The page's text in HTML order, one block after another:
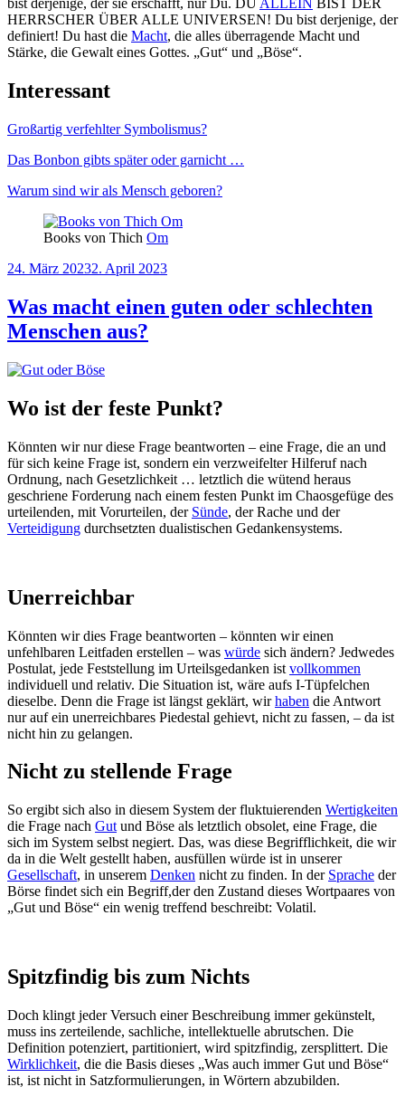
bist derjenige, der sie erschafft, nur Du. DU ALLEIN BIST DER
HERRSCHER ÜBER ALLE UNIVERSEN! Du bist derjenige, der
definiert! Du hast die Macht, die alles überragende Macht und
Stärke, die Gewalt eines Gottes. „Gut“ und „Böse“.
Interessant
Großartig verfehlter Symbolismus?
Das Bonbon gibts später oder garnicht …
Warum sind wir als Mensch geboren?
Books von Thich Om
Veröffentlicht
24. März 20232. April 2023
Was macht einen guten oder schlechten
Menschen aus?
Wo ist der feste Punkt?
Könnten wir nur diese Frage beantworten – eine Frage, die an und
für sich keine Frage ist, sondern ein verzweifelter Hilferuf nach
Ordnung, nach Gesetzlichkeit … letztlich die wütend heraus
geschriene Forderung nach einem festen Punkt im Chaosgefüge des
urteilenden, mit Vorurteilen, der Sünde, der Rache und der
Verteidigung durchsetzten dualistischen Gedankensystems.
Unerreichbar
Könnten wir dies Frage beantworten – könnten wir einen
unfehlbaren Leitfaden erstellen – was würde sich ändern? Jedwedes
Postulat, jede Feststellung im Urteilsgedanken ist vollkommen
individuell und relativ. Die Situation ist, wäre aufs I-Tüpfelchen
dieselbe. Denn die Frage ist längst geklärt, wirhaben die Antwort
nur auf ein unerreichbares Piedestal gehievt, nicht zu fassen, – da ist
nicht hin zu gelangen.
Nicht zu stellende Frage
So ergibt sich also in diesem System der fluktuierenden Wertigkeiten
die Frage nach Gut und Böse als letztlich obsolet, eine Frage, die
sich im System selbst negiert. Das, was diese Begrifflichkeit, die wir
da in die Welt gestellt haben, ausfüllen würde ist in unserer
Gesellschaft, in unserem Denken nicht zu finden. In der Sprache der
Börse findet sich ein Begriff,der den Zustand dieses Wortpaares von
„Gut und Böse“ ein wenig treffend beschreibt: Volatil.
Spitzfindig bis zum Nichts
Doch klingt jeder Versuch einer Beschreibung immer gekünstelt,
muss ins zerteilende, sachliche, intellektuelle abrutschen. Die
Definition potenziert, partitioniert, wird spitzfindig, zersplittert. Die
Wirklichkeit, die die Basis dieses „Was auch immer Gut und Böse“
ist, ist nicht in Satzformulierungen, in Wörtern abzubilden.